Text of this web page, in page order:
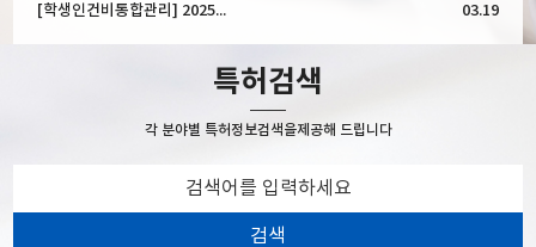
[학생인건비통합관리] 2025...
03.19
특허검색
각 분야별 특허정보검색을제공해 드립니다